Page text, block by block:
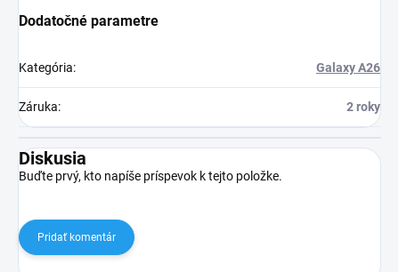
Dodatočné parametre
Kategória: Galaxy A26
Záruka: 2 roky
Diskusia
Buďte prvý, kto napíše príspevok k tejto položke.
Pridať komentár